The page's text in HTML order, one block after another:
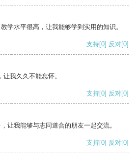
学水平很高，让我能够学到实用的知识。
支持[0] 反对[0]
我久久不能忘怀。
支持[0] 反对[0]
让我能够与志同道合的朋友一起交流。
支持[0] 反对[0]